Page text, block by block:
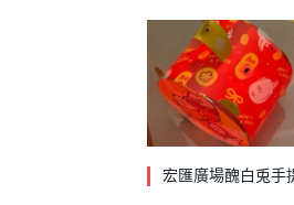
宏匯廣場醜白兎手